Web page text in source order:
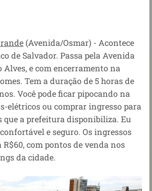
(Avenida/Osmar) - Acontece
de Salvador. Passa pela Avenida
Alves, e com encerramento na
Tem a duração de 5 horas de
Você pode ficar pipocando na
elétricos ou comprar ingresso para
que a prefeitura disponibiliza. Eu
e seguro. Os ingressos
R$60, com pontos de venda nos
da cidade.